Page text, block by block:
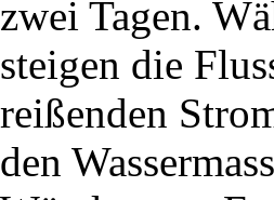
zwei Tagen.
steigen die
reißenden
den